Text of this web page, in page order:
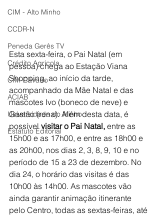
CIM - Alto Minho
CCDR-N
Peneda Gerês TV
Crédito Agrícola
CIM-Cávado
ACIAB
Universidade do Minho
Estatuto Editorial
Esta sexta-feira, o Pai Natal (em
pessoa) chega ao Estação Viana
Shopping, ao início da tarde,
acompanhado da Mãe Natal e das
mascotes Ivo (boneco de neve) e
Gastão (rena). Além desta data, é
possível visitar o Pai Natal, entre as
15h00 e as 17h00, e entre as 18h00 e
as 20h00, nos dias 2, 3, 8, 9, 10 e no
período de 15 a 23 de dezembro. No
dia 24, o horário das visitas é das
10h00 às 14h00. As mascotes vão
ainda garantir animação itinerante
pelo Centro, todas as sextas-feiras, até